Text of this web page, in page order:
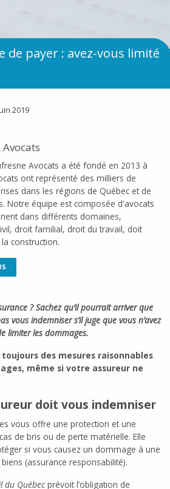
de payer : avez-vous limité
2019
Avocats a été fondé en 2013 à
ont représenté des milliers de
dans les régions de Québec et de
Notre équipe est composée d'avocats
dans différents domaines,
droit familial, droit du travail, doit
construction.
? Sachez qu’il pourrait arriver que
vous indemniser s’il juge que vous n’avez
limiter les dommages.
des mesures raisonnables
même si votre assureur ne
doit vous indemniser
vous offre une protection et une
de bris ou de perte matérielle. Elle
si vous causez un dommage à une
(assurance responsabilité).
du Québec prévoit l’obligation de